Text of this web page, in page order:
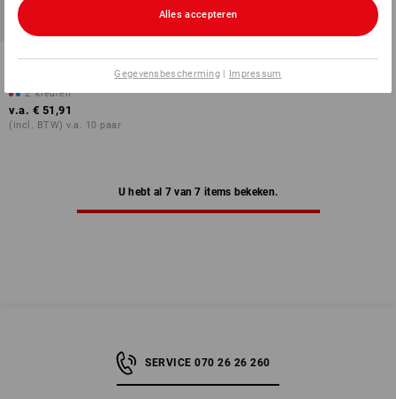
OB Muil Belluno
2 kleuren
v.a. € 51,91
(incl. BTW) v.a. 10 paar
U hebt al 7 van 7 items bekeken.
SERVICE 070 26 26 260
Alles accepteren
Gegevensbescherming | Impressum